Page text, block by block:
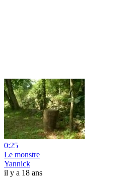
0:25
Le monstre
Yannick
il y a 18 ans